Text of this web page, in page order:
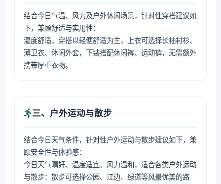
结合今日气温、风力及户外休闲场景，针对性穿搭建议如
下，兼顾舒适与实用性：
温度舒适，穿搭以轻便舒适为主，上衣可选择长袖衬衫、
薄卫衣、休闲外套，下装搭配休闲裤、运动裤，无需额外
携带厚重衣物。
三、户外运动与散步
结合今日天气条件，针对性户外运动与散步建议如下，兼
顾安全性与体验感：
今日天气晴好、温度适宜、风力温和，适合各类户外运动
与散步：散步可选择公园、江边、绿道等风景优美的路